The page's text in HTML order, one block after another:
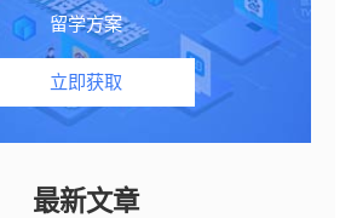
留学方案
立即获取
最新文章